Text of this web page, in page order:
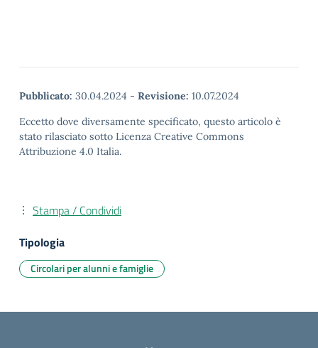
Pubblicato: 30.04.2024 - Revisione: 10.07.2024
Eccetto dove diversamente specificato, questo articolo è
stato rilasciato sotto Licenza Creative Commons
Attribuzione 4.0 Italia.
Stampa / Condividi
Tipologia
Circolari per alunni e famiglie